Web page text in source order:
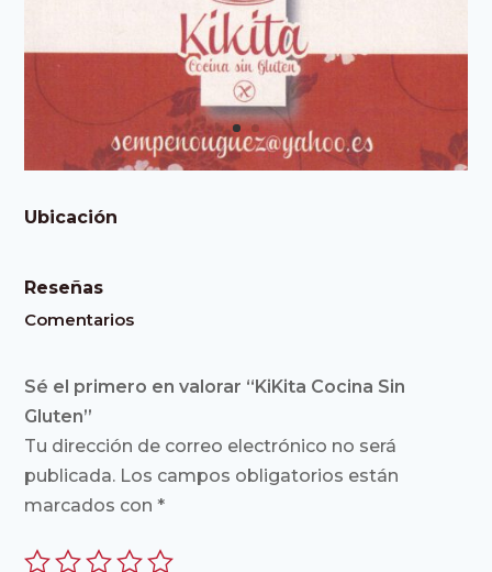
Ubicación
Reseñas
Comentarios
Sé el primero en valorar “KiKita Cocina Sin
Gluten”
Tu dirección de correo electrónico no será
publicada. Los campos obligatorios están
marcados con*